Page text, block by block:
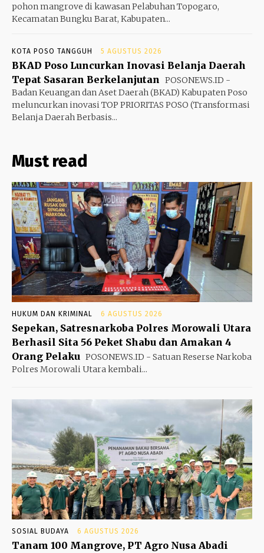
pohon mangrove di kawasan Pelabuhan Topogaro,
Kecamatan Bungku Barat, Kabupaten...
KOTA POSO TANGGUH 5 AGUSTUS 2026
BKAD Poso Luncurkan Inovasi Belanja Daerah
Tepat Sasaran Berkelanjutan POSONEWS.ID -
Badan Keuangan dan Aset Daerah (BKAD) Kabupaten Poso
meluncurkan inovasi TOP PRIORITAS POSO (Transformasi
Belanja Daerah Berbasis...
Must read
HUKUM DAN KRIMINAL 6 AGUSTUS 2026
Sepekan, Satresnarkoba Polres Morowali Utara
Berhasil Sita 56 Peket Shabu dan Amakan 4
Orang Pelaku POSONEWS.ID - Satuan Reserse Narkoba
Polres Morowali Utara kembali...
SOSIAL BUDAYA 6 AGUSTUS 2026
Tanam 100 Mangrove, PT Agro Nusa Abadi